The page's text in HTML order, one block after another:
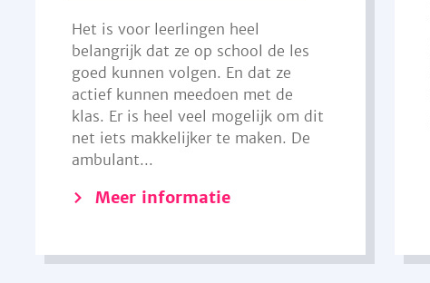
Het is voor leerlingen heel
belangrijk dat ze op school de les
goed kunnen volgen. En dat ze
actief kunnen meedoen met de
klas. Er is heel veel mogelijk om dit
net iets makkelijker te maken. De
ambulant...
Meer informatie